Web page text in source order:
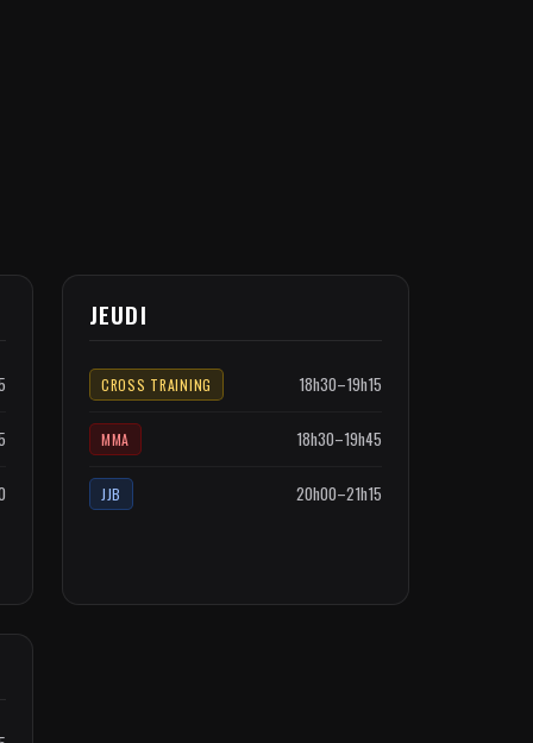
JEUDI
CROSS TRAINING 18h30–19h15
MMA 18h30–19h45
JJB 20h00–21h15